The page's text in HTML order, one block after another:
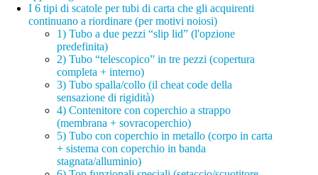
I 6 tipi di scatole per tubi di carta che gli acquirenti
continuano a riordinare (per motivi noiosi)
1) Tubo a due pezzi “slip lid” (l'opzione
predefinita)
2) Tubo “telescopico” in tre pezzi (copertura
completa + interno)
3) Tubo spalla/collo (il cheat code della
sensazione di rigidità)
4) Contenitore con coperchio a strappo
(membrana + sovracoperchio)
5) Tubo con coperchio in metallo (corpo in carta
+ sistema con coperchio in banda
stagnata/alluminio)